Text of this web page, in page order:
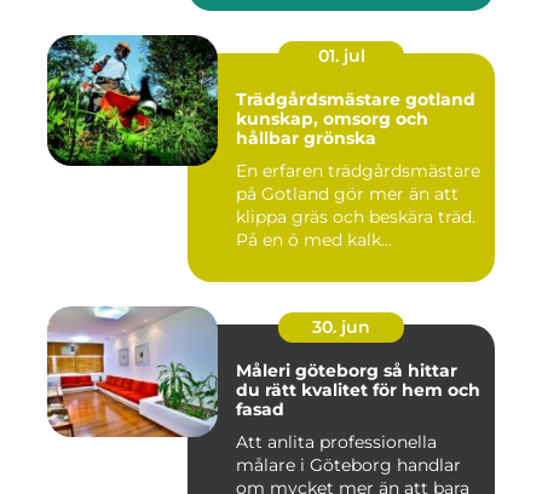
01. jul
Trädgårdsmästare gotland
kunskap, omsorg och
hållbar grönska
En erfaren trädgårdsmästare
på Gotland gör mer än att
klippa gräs och beskära träd.
På en ö med kalk...
30. jun
Måleri göteborg så hittar
du rätt kvalitet för hem och
fasad
Att anlita professionella
målare i Göteborg handlar
om mycket mer än att bara